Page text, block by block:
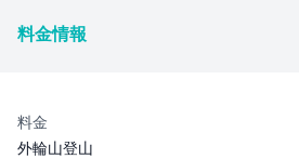
料金情報
料金
外輪山登山